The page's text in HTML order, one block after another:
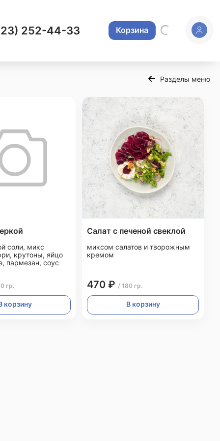
252-44-33 Корзина
Разделы меню
соли, микс
крутоны, яйцо
пармезан, соус
гр.
корзину
Салат с печеной свеклой
миксом салатов и творожным
кремом
470 ₽ / 180 гр.
В корзину